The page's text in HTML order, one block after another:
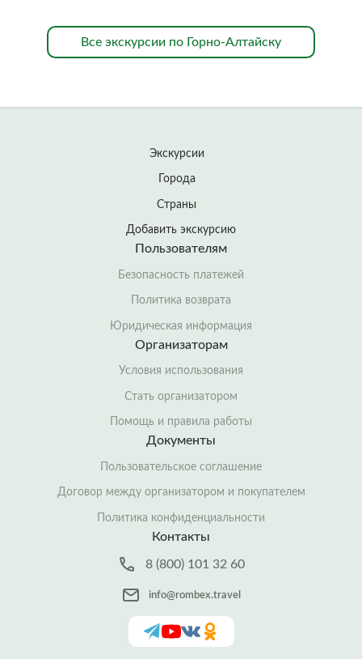
Все экскурсии по Горно-Алтайску
Экскурсии
Города
Страны
Добавить экскурсию
Пользователям
Безопасность платежей
Политика возврата
Юридическая информация
Организаторам
Условия использования
Стать организатором
Помощь и правила работы
Документы
Пользовательское соглашение
Договор между организатором и покупателем
Политика конфиденциальности
Контакты
8 (800) 101 32 60
info@rombex.travel